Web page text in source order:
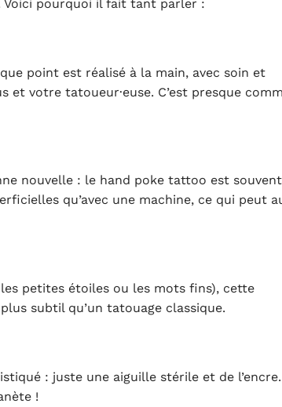
Voici pourquoi il fait tant parler :
point est réalisé à la main, avec soin et
votre tatoueur·euse. C’est presque
nouvelle : le hand poke tattoo est souvent
qu’avec une machine, ce qui peut
petites étoiles ou les mots fins), cette
subtil qu’un tatouage classique.
: juste une aiguille stérile et de l’encre.
!